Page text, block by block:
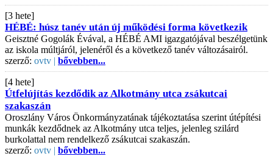
[3 hete]
HÉBÉ: húsz tanév után új működési forma következik
Geisztné Gogolák Évával, a HÉBÉ AMI igazgatójával beszélgetünk
az iskola múltjáról, jelenéről és a következő tanév változásairól.
szerző: ovtv | bővebben...
[4 hete]
Útfelújítás kezdődik az Alkotmány utca zsákutcai
szakaszán
Oroszlány Város Önkormányzatának tájékoztatása szerint útépítési
munkák kezdődnek az Alkotmány utca teljes, jelenleg szilárd
burkolattal nem rendelkező zsákutcai szakaszán.
szerző: ovtv | bővebben...